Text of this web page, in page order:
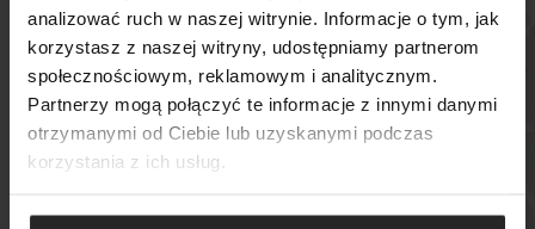
analizować ruch w naszej witrynie. Informacje o tym, jak
korzystasz z naszej witryny, udostępniamy partnerom
społecznościowym, reklamowym i analitycznym.
Partnerzy mogą połączyć te informacje z innymi danymi
otrzymanymi od Ciebie lub uzyskanymi podczas
korzystania z ich usług.
POKAŻ LISTĘ
DODAJ NASTĘPNY
POKAŻ PORÓWNANIE
DODAJ NASTĘPNY
DODAJ NASTĘPNY
Sprawdź, gdzie kupisz
nasze produkty
SZUKAJ